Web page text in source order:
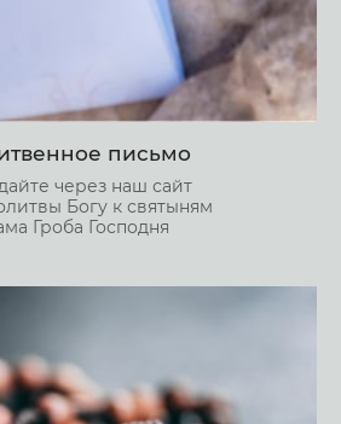
письмо
через наш сайт
Богу к святыням
Гроба Господня